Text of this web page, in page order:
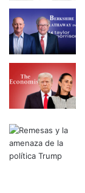
e
n
1
0
s
s